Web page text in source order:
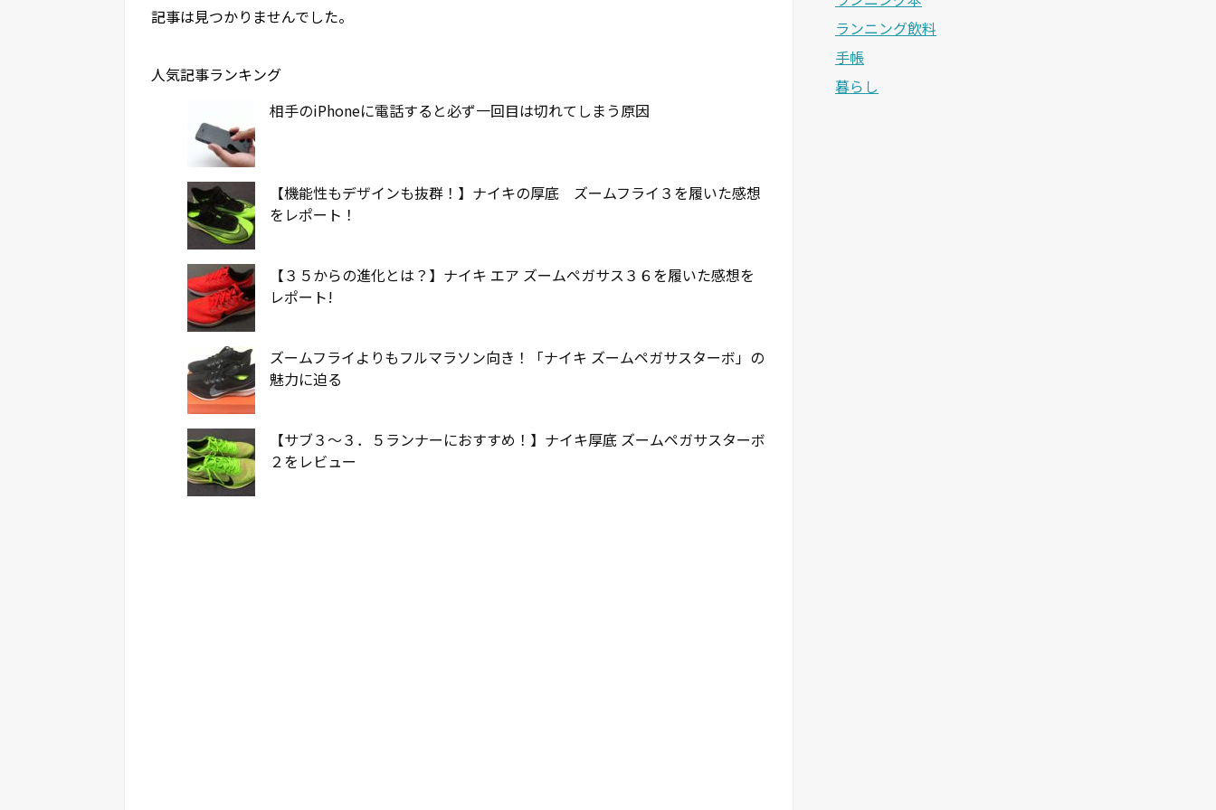
記事は見つかりませんでした。
人気記事ランキング
相手のiPhoneに電話すると必ず一回目は切れてしまう原因
【機能性もデザインも抜群！】ナイキの厚底 ズームフライ３を履いた感想
をレポート！
【３５からの進化とは？】ナイキ エア ズームペガサス３６を履いた感想を
レポート!
ズームフライよりもフルマラソン向き！「ナイキ ズームペガサスターボ」の
魅力に迫る
【サブ３〜３．５ランナーにおすすめ！】ナイキ厚底 ズームペガサスターボ
２をレビュー
ランニング飲料
手帳
暮らし